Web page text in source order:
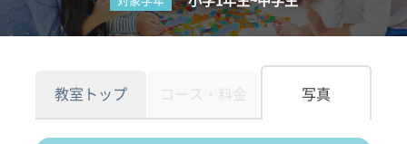
教室トップ コース・料金 写真